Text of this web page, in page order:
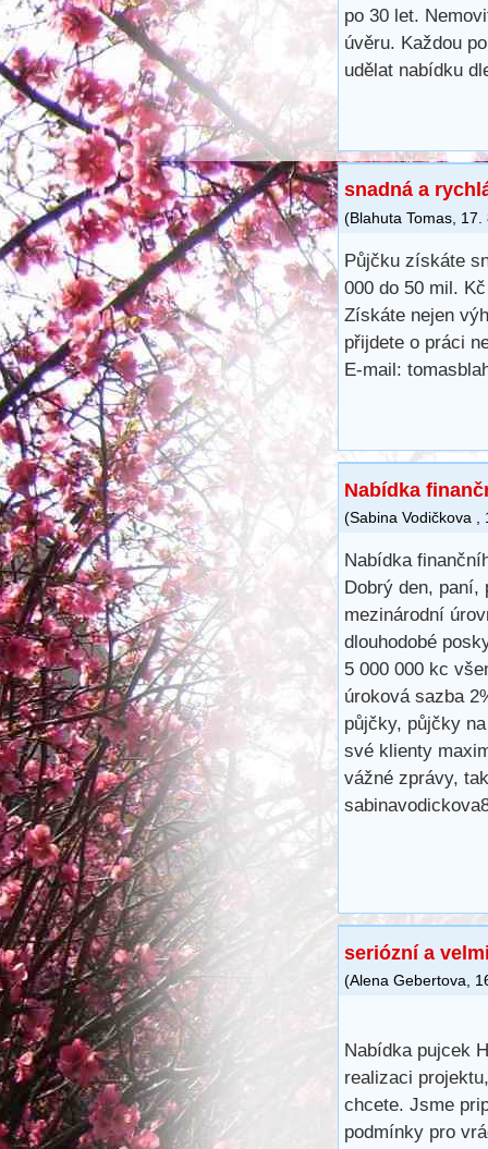
po 30 let.
úvěru. Každou
udělat nabídku
snadná a
(Blahuta Tomas 17.
Půjčku získáte
000 do 50 mil.
Získáte nejen
přijdete o práci
E-mail:
Nabídka
(Sabina Vodičkova
Nabídka
Dobrý den,
mezinárodní
dlouhodobé
5 000 000 kc
úroková sazba
půjčky, půjčky
své klienty
vážné zprávy,
seriózní a
(Alena Gebertova,
Nabídka pujcek
realizaci
chcete. Jsme
podmínky pro